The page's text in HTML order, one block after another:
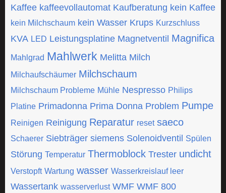
Kaffee kaffeevollautomat Kaufberatung kein Kaffee
kein Milchschaum kein Wasser Krups Kurzschluss
KVA LED Leistungsplatine Magnetventil Magnifica
Mahlgrad Mahlwerk Melitta Milch
Milchaufschäumer Milchschaum
Milchschaum Probleme Mühle Nespresso Philips
Platine Primadonna Prima Donna Problem Pumpe
Reinigen Reinigung Reparatur reset saeco
Schaerer Siebträger siemens Solenoidventil Spülen
Störung Temperatur Thermoblock Trester undicht
Verstopft Wartung wasser Wasserkreislauf leer
Wassertank wasserverlust WMF WMF 800